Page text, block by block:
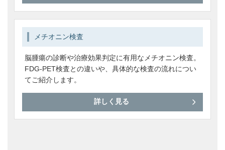
メチオニン検査
脳腫瘍の診断や治療効果判定に有用なメチオニン検査。
FDG-PET検査との違いや、具体的な検査の流れについ
てご紹介します。
詳しく見る